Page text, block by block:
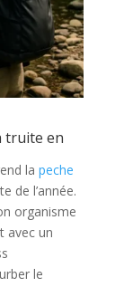
truite en
la peche
de l’année.
organisme
avec un
le